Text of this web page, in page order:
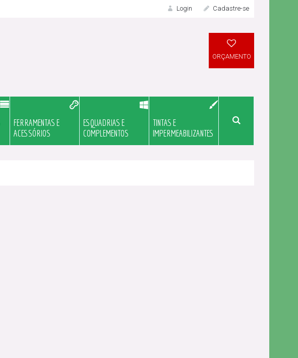
Login
LOGIN
Cadastre-se
ORÇAMENTO
FERRAMENTAS E
ACESSÓRIOS
ESQUADRIAS E
COMPLEMENTOS
TINTAS E
IMPERMEABILIZANTES